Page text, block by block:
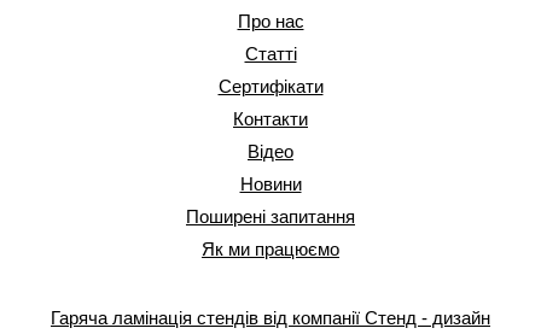
Про нас
Статті
Сертифікати
Контакти
Відео
Новини
Поширені запитання
Як ми працюємо
Гаряча ламінація стендів від компанії Стенд - дизайн